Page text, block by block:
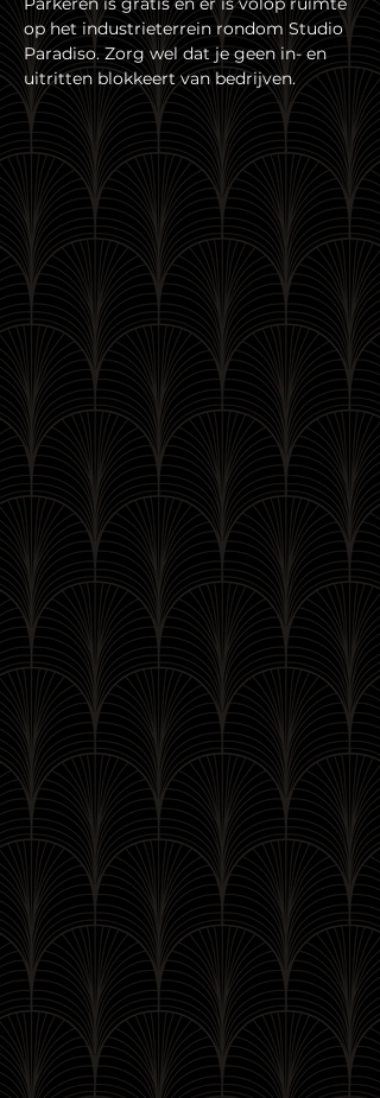
op het industrieterrein rondom Studio
Paradiso. Zorg wel dat je geen in- en
uitritten blokkeert van bedrijven.